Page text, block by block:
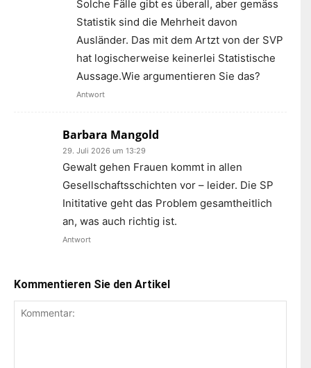
Solche Fälle gibt es überall, aber gemäss
Statistik sind die Mehrheit davon
Ausländer. Das mit dem Artzt von der SVP
hat logischerweise keinerlei Statistische
Aussage.Wie argumentieren Sie das?
Antwort
Barbara Mangold
29. Juli 2026 um 13:29
Gewalt gehen Frauen kommt in allen
Gesellschaftsschichten vor – leider. Die SP
Inititative geht das Problem gesamtheitlich
an, was auch richtig ist.
Antwort
Kommentieren Sie den Artikel